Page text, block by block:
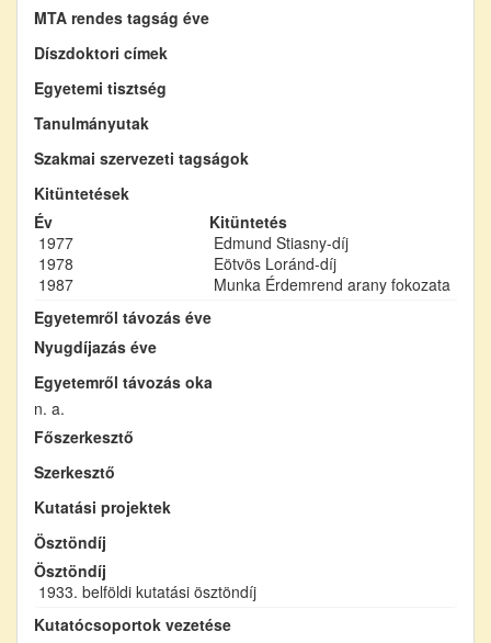
MTA rendes tagság éve
Díszdoktori címek
Egyetemi tisztség
Tanulmányutak
Szakmai szervezeti tagságok
Kitüntetések
Év
Kitüntetés
1977
Edmund Stiasny-díj
1978
Eötvös Loránd-díj
1987
Munka Érdemrend arany fokozata
Egyetemről távozás éve
Nyugdíjazás éve
Egyetemről távozás oka
n. a.
Főszerkesztő
Szerkesztő
Kutatási projektek
Ösztöndíj
Ösztöndíj
1933. belföldi kutatási ösztöndíj
Kutatócsoportok vezetése